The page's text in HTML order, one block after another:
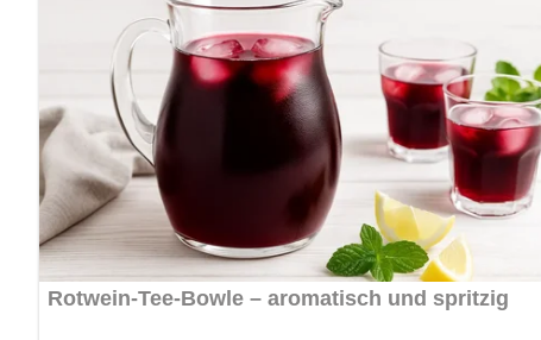
Kein Spam, kein Bullshit, keine Weitergabe deiner Mailadresse an Dritte!
Pin mich!